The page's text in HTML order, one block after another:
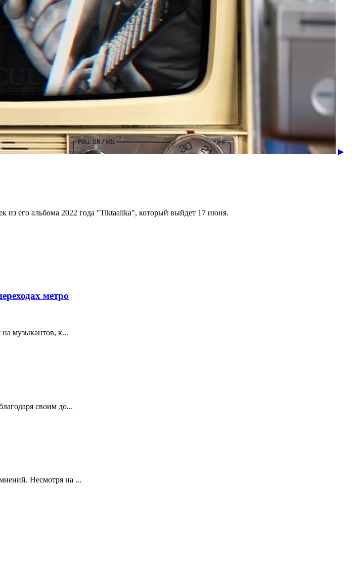
▶
из его альбома 2022 года "Tiktaalika", который выйдет 17 июня.
метро
музыкантов, к...
своим до...
Несмотря на ...